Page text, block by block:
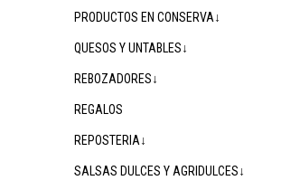
PRODUCTOS EN CONSERVA↓
QUESOS Y UNTABLES↓
REBOZADORES↓
REGALOS
REPOSTERIA↓
SALSAS DULCES Y AGRIDULCES↓